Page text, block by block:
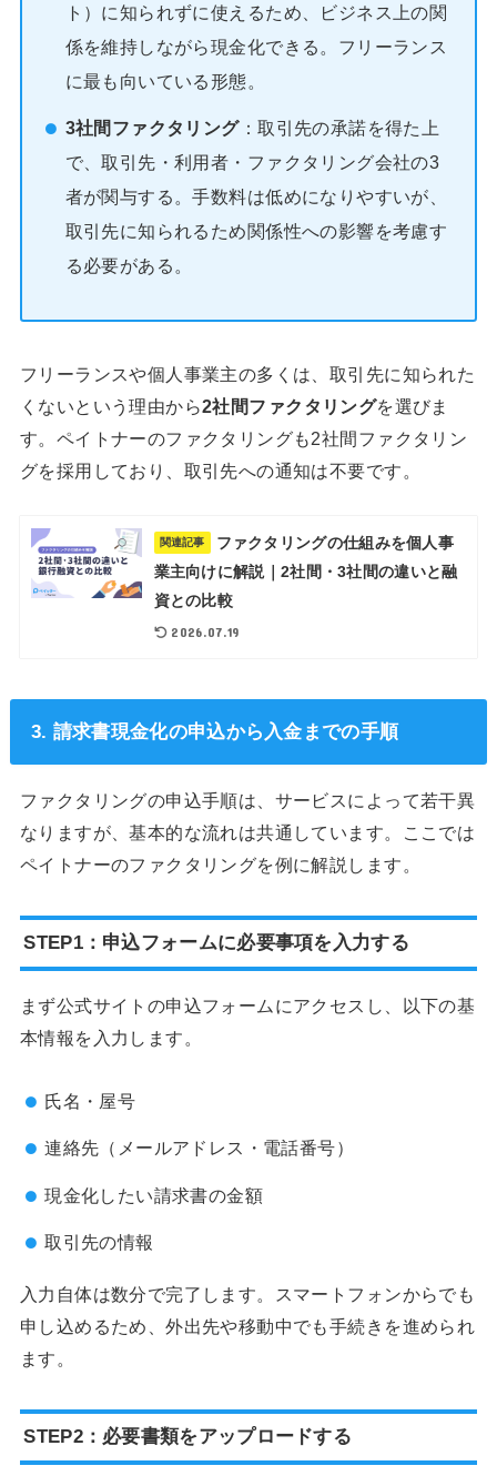
ト）に知られずに使えるため、ビジネス上の関
係を維持しながら現金化できる。フリーランス
に最も向いている形態。
3社間ファクタリング：取引先の承諾を得た上
で、取引先・利用者・ファクタリング会社の3
者が関与する。手数料は低めになりやすいが、
取引先に知られるため関係性への影響を考慮す
る必要がある。
フリーランスや個人事業主の多くは、取引先に知られた
くないという理由から2社間ファクタリングを選びま
す。ペイトナーのファクタリングも2社間ファクタリン
グを採用しており、取引先への通知は不要です。
関連記事
ファクタリングの仕組みを個人事
業主向けに解説｜2社間・3社間の違いと融
資との比較
2026.07.19
3. 請求書現金化の申込から入金までの手順
ファクタリングの申込手順は、サービスによって若干異
なりますが、基本的な流れは共通しています。ここでは
ペイトナーのファクタリングを例に解説します。
STEP1：申込フォームに必要事項を入力する
まず公式サイトの申込フォームにアクセスし、以下の基
本情報を入力します。
氏名・屋号
連絡先（メールアドレス・電話番号）
現金化したい請求書の金額
取引先の情報
入力自体は数分で完了します。スマートフォンからでも
申し込めるため、外出先や移動中でも手続きを進められ
ます。
STEP2：必要書類をアップロードする